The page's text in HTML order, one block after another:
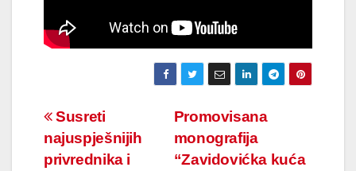
Navigacija
članaka
Promovisana
monografija
“Zavidovićka kuća
Susreti
najuspješnijih
privrednika i